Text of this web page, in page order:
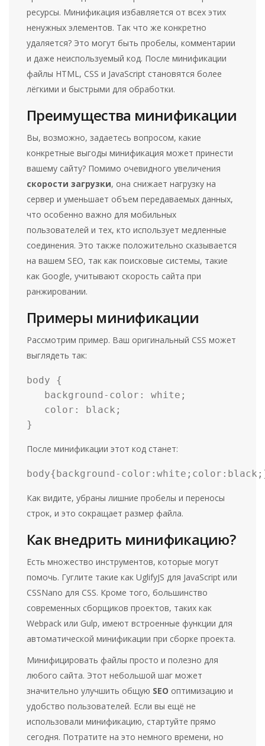
ресурсы. Минификация избавляется от всех этих
ненужных элементов. Так что же конкретно
удаляется? Это могут быть пробелы, комментарии
и даже неиспользуемый код. После минификации
файлы HTML, CSS и JavaScript становятся более
лёгкими и быстрыми для обработки.
Преимущества минификации
Вы, возможно, задаетесь вопросом, какие
конкретные выгоды минификация может принести
вашему сайту? Помимо очевидного увеличения
скорости загрузки, она снижает нагрузку на
сервер и уменьшает объем передаваемых данных,
что особенно важно для мобильных
пользователей и тех, кто использует медленные
соединения. Это также положительно сказывается
на вашем SEO, так как поисковые системы, такие
как Google, учитывают скорость сайта при
ранжировании.
Примеры минификации
Рассмотрим пример. Ваш оригинальный CSS может
выглядеть так:
body {
background-color: white;
color: black;
}
После минификации этот код станет:
body{background-
Как видите, убраны лишние пробелы и переносы
строк, и это сокращает размер файла.
Как внедрить минификацию?
Есть множество инструментов, которые могут
помочь. Гуглите такие как UglifyJS для JavaScript или
CSSNano для CSS. Кроме того, большинство
современных сборщиков проектов, таких как
Webpack или Gulp, имеют встроенные функции для
автоматической минификации при сборке проекта.
Минифицировать файлы просто и полезно для
любого сайта. Этот небольшой шаг может
значительно улучшить общую SEO оптимизацию и
удобство пользователей. Если вы ещё не
использовали минификацию, стартуйте прямо
сегодня. Потратите на это немного времени, но